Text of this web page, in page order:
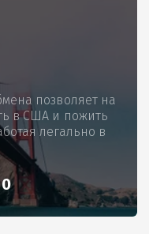
позволяет на
в США и пожить
легально в